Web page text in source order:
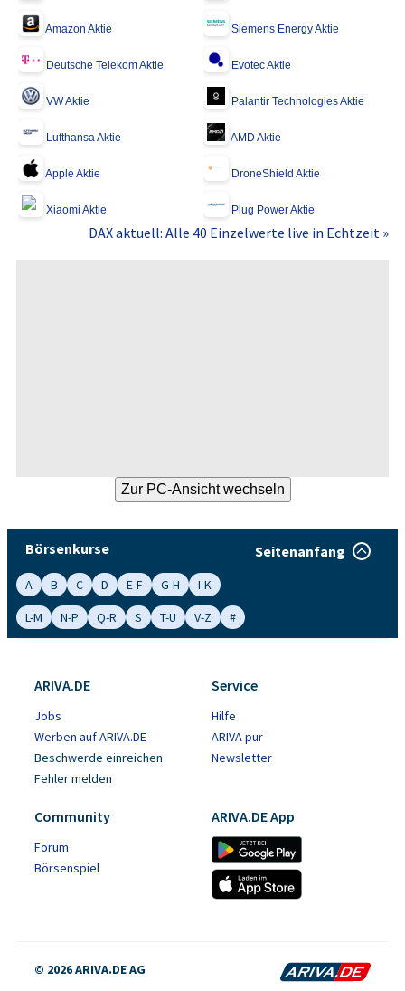
Amazon Aktie Siemens Energy Aktie
Deutsche Telekom Aktie Evotec Aktie
VW Aktie Palantir Technologies Aktie
Lufthansa Aktie AMD Aktie
Apple Aktie DroneShield Aktie
Xiaomi Aktie Plug Power Aktie
DAX aktuell: Alle 40 Einzelwerte live in Echtzeit »
Börsenkurse Seitenanfang
A B C D E-F G-H
I-K
L-M
N-P Q-R S T-U V-Z #
ARIVA.DE
Jobs
Werben auf ARIVA.DE
Beschwerde einreichen
Fehler melden
Service
Hilfe
ARIVA pur
Newsletter
Community
Forum
Börsenspiel
ARIVA.DE App
© 2026 ARIVA.DE AG